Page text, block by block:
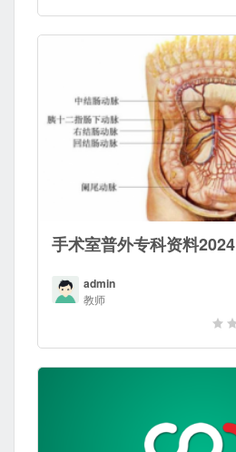
手术室普外专科资料2024
admin
教师